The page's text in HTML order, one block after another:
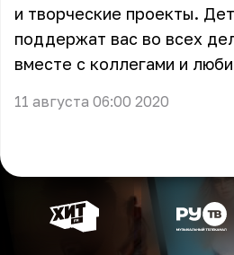
и творческие проекты.
поддержат вас во всех
вместе с коллегами и
11 августа 06:00 2020